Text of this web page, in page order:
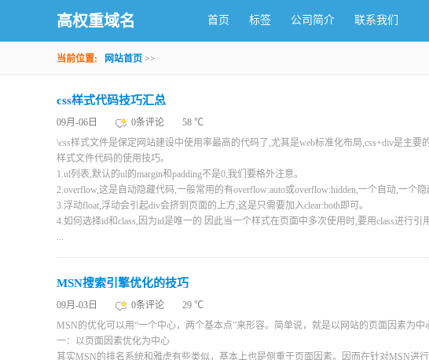
高权重域名 首页 标签 公司简介 联系我们
当前位置: 网站首页 >>
css样式代码技巧汇总
09月-06日 0条评论
58 ℃
\css样式文件是保定网站建设中使用率最高的代码了,尤其是web标准化布局,css+div是主
样式文件代码的使用技巧。
1.ul列表,默认的ul的margin和padding不是0,我们要格外注意。
2.overflow,这是自动隐藏代码,一般常用的有overflow:auto或overflow:hidden,一个自动,一个隐
3.浮动float,浮动会引起div会挤到页面的上方,这是只需要加入clear:both即可。
4.如何选择id和class,因为id是唯一的.因此当一个样式在页面中多次使用时,要用class进行引用
...
MSN搜索引擎优化的技巧
09月-03日 0条评论
29 ℃
MSN的优化可以用“一个中心，两个基本点”来形容。简单说，就是以网站的页面因素为
一：以页面因素优化为中心
其实MSN的排名系统和雅虎有些类似，基本上也是侧重于页面因素。因而在针对MSN进